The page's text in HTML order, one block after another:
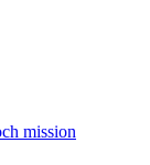
mission